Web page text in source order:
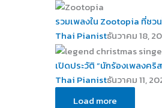
รวมเพลงใน Zootopia ที่ชว
Thai Pianistธันวาคม 18,
เปิดประวัติ “นักร้องเพลงคริ
Thai Pianistธันวาคม 11,
Load more